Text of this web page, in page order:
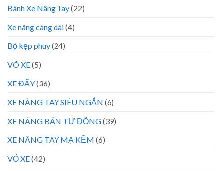
Bánh Xe Nâng Tay(22)
Xe nâng càng dài(4)
Bộ kẹp phuy(24)
VÕ XE(5)
XE ĐẨY(36)
XE NÂNG TAY SIÊU NGẮN (6)
XE NÂNG BÁN TỰ ĐỘNG(39)
XE NÂNG TAY MẠ KẼM (6)
VỎ XE(42)